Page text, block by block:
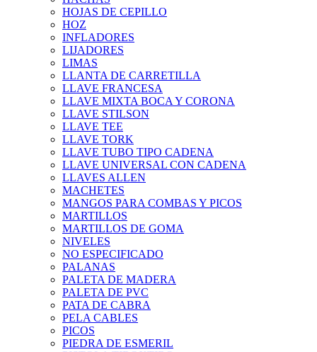
HOJAS DE CEPILLO
HOZ
INFLADORES
LIJADORES
LIMAS
LLANTA DE CARRETILLA
LLAVE FRANCESA
LLAVE MIXTA BOCA Y CORONA
LLAVE STILSON
LLAVE TEE
LLAVE TORK
LLAVE TUBO TIPO CADENA
LLAVE UNIVERSAL CON CADENA
LLAVES ALLEN
MACHETES
MANGOS PARA COMBAS Y PICOS
MARTILLOS
MARTILLOS DE GOMA
NIVELES
NO ESPECIFICADO
PALANAS
PALETA DE MADERA
PALETA DE PVC
PATA DE CABRA
PELA CABLES
PICOS
PIEDRA DE ESMERIL